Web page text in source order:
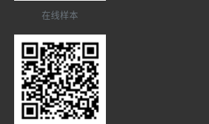
在线样本